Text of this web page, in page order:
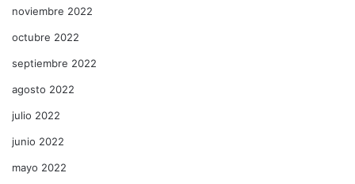
noviembre 2022
octubre 2022
septiembre 2022
agosto 2022
julio 2022
junio 2022
mayo 2022